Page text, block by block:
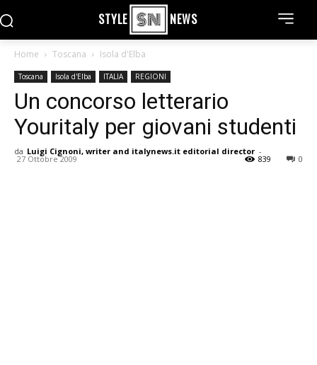
STYLE NEWS
Home Toscana Isola d'Elba
Toscana Isola d'Elba ITALIA REGIONI
Un concorso letterario
Youritaly per giovani studenti
da Luigi Cignoni, writer and italynews.it editorial director -
27 Ottobre 2009 0
839